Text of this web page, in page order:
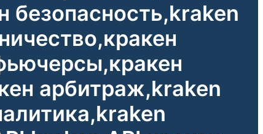
безопасность,kraken
арбитраж,kraken